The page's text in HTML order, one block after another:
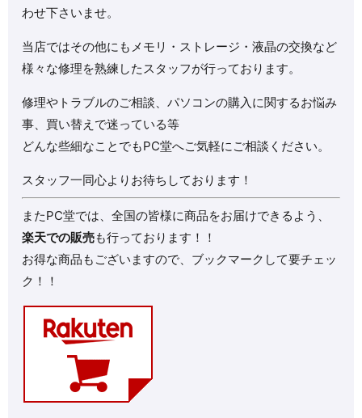
わせ下さいませ。
当店ではその他にもメモリ・ストレージ・液晶の交換など
様々な修理を熟練したスタッフが行っております。
修理やトラブルのご相談、パソコンの購入に関するお悩み
事、買い替えで迷っている等
どんな些細なことでもPC堂へご気軽にご相談ください。
スタッフ一同心よりお待ちしております！
またPC堂では、全国の皆様に商品をお届けできるよう、
楽天での販売も行っております！！
お得な商品もございますので、ブックマークして要チェッ
ク！！